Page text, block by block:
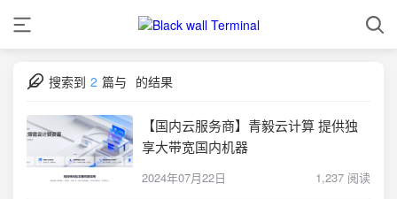
搜索到 2 篇与 的结果
【国内云服务商】青毅云计算 提供独
享大带宽国内机器
2024年07月22日 1,237 阅读